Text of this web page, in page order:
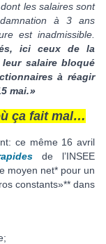
les salaires sont
à 3 ans
est inadmissible.
ici ceux de la
salaire bloqué
à réagir
mai.»
ça fait mal…
ce même 16 avril
de l’INSEE
moyen net* pour un
constants»** dans